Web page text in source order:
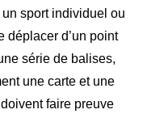
un sport individuel ou
déplacer d’un point
série de balises,
une carte et une
faire preuve